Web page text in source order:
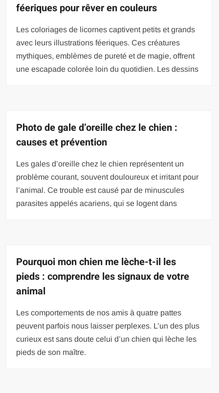
féeriques pour rêver en couleurs
Les coloriages de licornes captivent petits et grands
avec leurs illustrations féeriques. Ces créatures
mythiques, emblèmes de pureté et de magie, offrent
une escapade colorée loin du quotidien. Les dessins
Photo de gale d’oreille chez le chien :
causes et prévention
Les gales d’oreille chez le chien représentent un
problème courant, souvent douloureux et irritant pour
l’animal. Ce trouble est causé par de minuscules
parasites appelés acariens, qui se logent dans
Pourquoi mon chien me lèche-t-il les
pieds : comprendre les signaux de votre
animal
Les comportements de nos amis à quatre pattes
peuvent parfois nous laisser perplexes. L’un des plus
curieux est sans doute celui d’un chien qui lèche les
pieds de son maître.